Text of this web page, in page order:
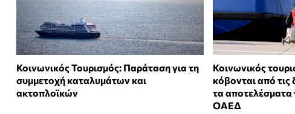
Κοινωνικός Τουρισμός: Παράταση για τη
συμμετοχή καταλυμάτων και
ακτοπλοϊκών
Κοινωνικός
κόβονται από
τα αποτελέσματα
ΟΑΕΔ